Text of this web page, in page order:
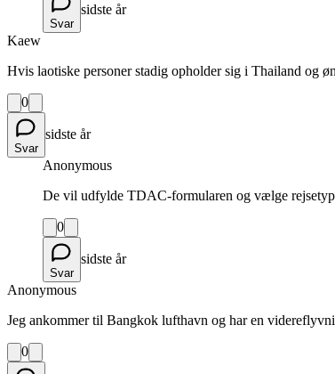
Svar
sidste år
Kaew
Hvis laotiske personer stadig opholder sig i Thailand og
0
Svar
sidste år
Anonymous
De vil udfylde TDAC-formularen og vælge
0
Svar
sidste år
Anonymous
Jeg ankommer til Bangkok lufthavn og har en
0